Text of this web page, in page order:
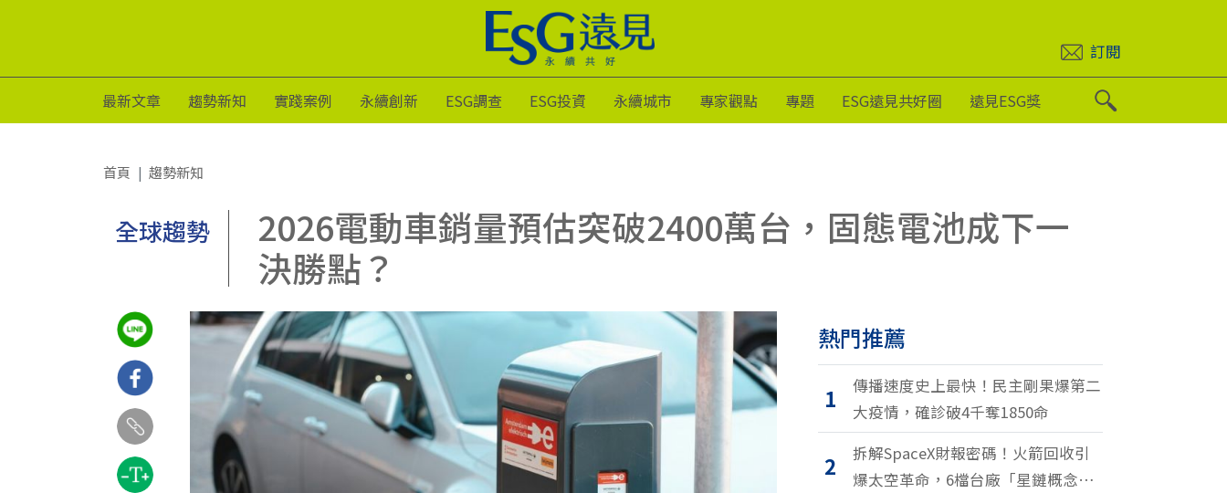
訂閱
最新文章 趨勢新知 實踐案例 永續創新 ESG調查 ESG投資 永續城市 專家觀點 專題 ESG遠見共好圈 遠見ESG獎
首頁 趨勢新知
全球趨勢
2026電動車銷量預估突破2400萬台，固態電池成下一
決勝點？
熱門推薦
1
傳播速度史上最快！民主剛果爆第二
大疫情，確診破4千奪1850命
2
拆解SpaceX財報密碼！火箭回收引
爆太空革命，6檔台廠「星鏈概念